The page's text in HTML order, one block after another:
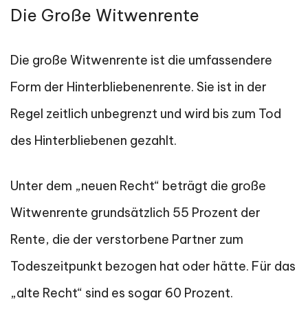
Die Große Witwenrente
Die große Witwenrente ist die umfassendere
Form der Hinterbliebenenrente. Sie ist in der
Regel zeitlich unbegrenzt und wird bis zum Tod
des Hinterbliebenen gezahlt.
Unter dem „neuen Recht“ beträgt die große
Witwenrente grundsätzlich 55 Prozent der
Rente, die der verstorbene Partner zum
Todeszeitpunkt bezogen hat oder hätte. Für das
„alte Recht“ sind es sogar 60 Prozent.